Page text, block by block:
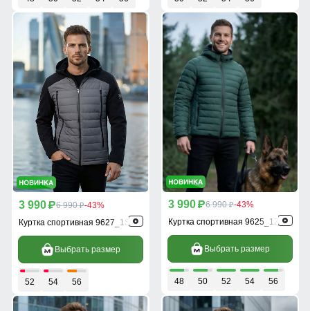
3 990 p6 990 p-43%
Куртка спортивная 9627_1Sr
Выбрать размер
52 54 56
3 990 p6 990 p-43%
Куртка спортивная 9625_1Z
Выбрать размер
48 50 52 54 56